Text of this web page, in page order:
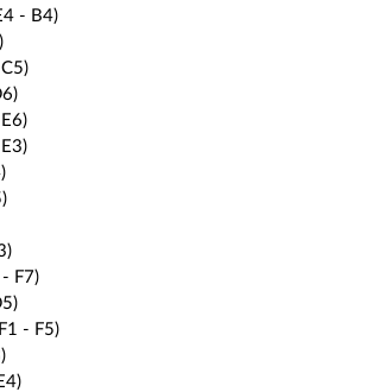
- B4)
- F7)
- F5)